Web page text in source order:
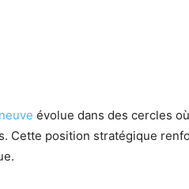
évolue dans des cercles
Cette position stratégique